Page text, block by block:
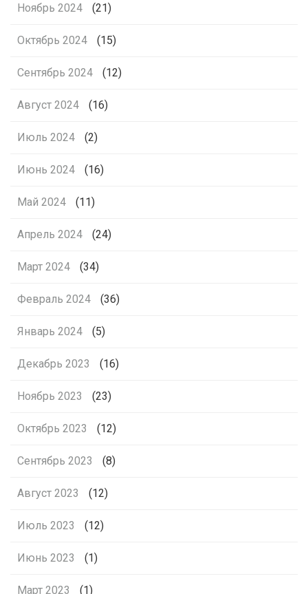
Ноябрь 2024 (21)
Октябрь 2024 (15)
Сентябрь 2024 (12)
Август 2024 (16)
Июль 2024 (2)
Июнь 2024 (16)
Май 2024 (11)
Апрель 2024 (24)
Март 2024 (34)
Февраль 2024 (36)
Январь 2024 (5)
Декабрь 2023 (16)
Ноябрь 2023 (23)
Октябрь 2023 (12)
Сентябрь 2023 (8)
Август 2023 (12)
Июль 2023 (12)
Июнь 2023 (1)
Март 2023 (1)